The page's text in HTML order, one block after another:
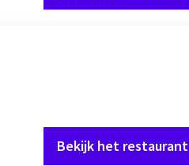
Bekijk het restaurant